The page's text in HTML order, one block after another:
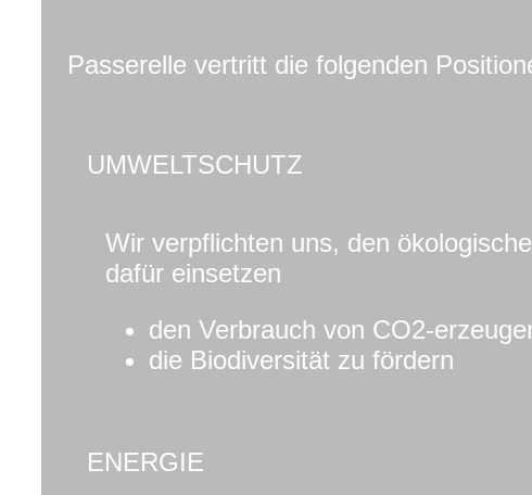
Passerelle vertritt die folgenden
UMWELTSCHUTZ
Wir verpflichten uns, den
dafür einsetzen
den Verbrauch von CO2-
die Biodiversität zu fördern
ENERGIE